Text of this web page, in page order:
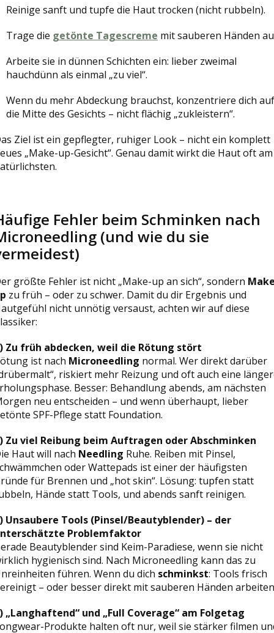
Reinige sanft und tupfe die Haut trocken (nicht rubbeln).
Trage die getönte Tagescreme mit sauberen Händen
Arbeite sie in dünnen Schichten ein: lieber zweimal
hauchdünn als einmal „zu viel“.
Wenn du mehr Abdeckung brauchst, konzentriere dich auf
die Mitte des Gesichts – nicht flächig „zukleistern“.
Ziel ist ein gepflegter, ruhiger Look – nicht ein komplett
„Make-up-Gesicht“. Genau damit wirkt die Haut oft am
Fehler beim Schminken nach
(und wie du sie
größte Fehler ist nicht „Make-up an sich“, sondern
zu früh – oder zu schwer. Damit du dir Ergebnis und
nicht unnötig versaust, achten wir auf diese
Zu früh abdecken, weil die Rötung stört
ist nach Microneedling normal. Wer direkt darüber
riskiert mehr Reizung und oft auch eine
Besser: Behandlung abends, am nächsten
neu entscheiden – und wenn überhaupt, lieber
SPF-Pflege statt Foundation.
Zu viel Reibung beim Auftragen oder Abschminken
Haut will nach Needling Ruhe. Reiben mit Pinsel,
oder Wattepads ist einer der häufigsten
für Brennen und „hot skin“. Lösung: tupfen statt
Hände statt Tools, und abends sanft reinigen.
Unsaubere Tools (Pinsel/Beautyblender) – der
Problemfaktor
Beautyblender sind Keim-Paradiese, wenn sie nicht
hygienisch sind. Nach Microneedling kann das zu
führen. Wenn du dich schminkst: Tools frisch
– oder besser direkt mit sauberen Händen
„Langhaftend“ und „Full Coverage“ am Folgetag
Produkte halten oft nur, weil sie stärker filmen